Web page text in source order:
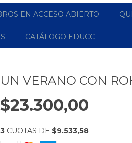
EN ACCESO ABIERTO
CATÁLOGO EDUCC
UN VERANO CON
$23.300,00
3 CUOTAS DE $9.533,58